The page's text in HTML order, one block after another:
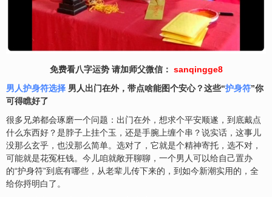
免费看八字运势 请加师父微信： sanqingge8
男人护身符选择 男人出门在外，带点啥能图个安心？这些“护身符”你
可得瞧好了
很多兄弟都会琢磨一个问题：出门在外，想求个平安顺遂，到底戴点
什么东西好？是脖子上挂个玉，还是手腕上缠个串？说实话，这事儿
没那么玄乎，也没那么简单。选对了，它就是个精神寄托，选不对，
可能就是花冤枉钱。今儿咱就敞开聊聊，一个男人可以给自己置办
的“护身符”到底有哪些，从老辈儿传下来的，到如今新潮实用的，全
给你捋明白了。